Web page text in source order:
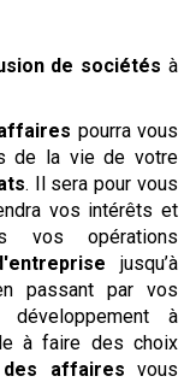
de sociétés à
pourra vous
de la vie de votre
. Il sera pour vous
vos intérêts et
vos opérations
jusqu’à
passant par vos
à
à faire des choix
affaires vous